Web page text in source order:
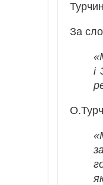
За
і